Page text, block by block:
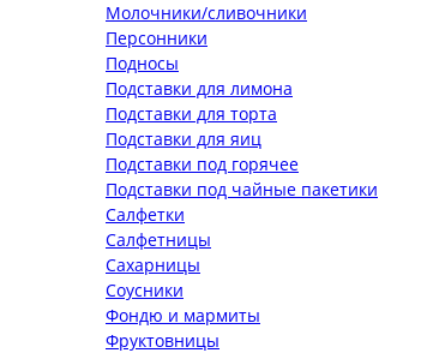
Молочники/сливочники
Персонники
Подносы
Подставки для лимона
Подставки для торта
Подставки для яиц
Подставки под горячее
Подставки под чайные пакетики
Салфетки
Салфетницы
Сахарницы
Соусники
Фондю и мармиты
Фруктовницы